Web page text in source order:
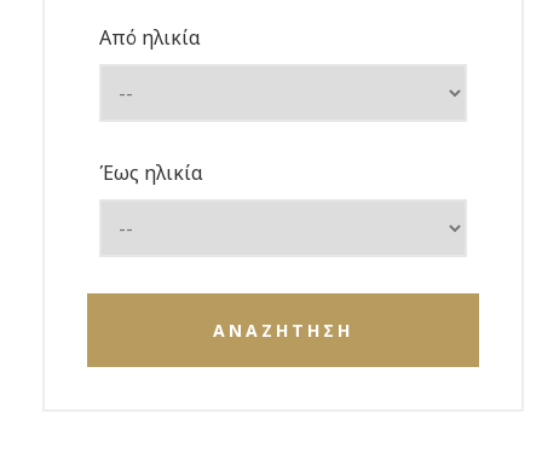
Από ηλικία
Έως ηλικία
ΑΝΑΖΗΤΗΣΗ